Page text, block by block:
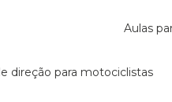
aulas
direção para motociclistas